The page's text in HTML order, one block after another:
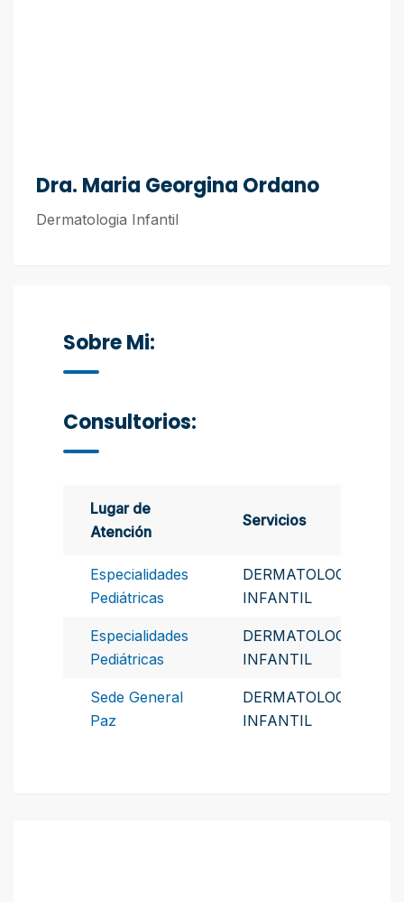
Dra. Maria Georgina Ordano
Dermatologia Infantil
Sobre Mi:
Consultorios:
Lugar de
Atención
Servicios
Especialidades
Pediátricas
DERMATOLOGIA
INFANTIL
Especialidades
Pediátricas
DERMATOLOGIA
INFANTIL
Sede General
Paz
DERMATOLOGIA
INFANTIL